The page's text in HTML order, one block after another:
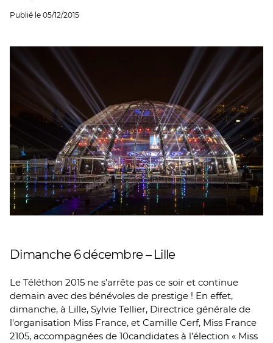
Publié le 05/12/2015
Dimanche 6 décembre – Lille
Le Téléthon 2015 ne s’arrête pas ce soir et continue
demain avec des bénévoles de prestige ! En effet,
dimanche, à Lille, Sylvie Tellier, Directrice générale de
l'organisation Miss France, et Camille Cerf, Miss France
2105, accompagnées de 10candidates à l’élection « Miss